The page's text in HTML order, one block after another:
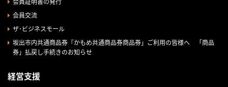
会員証明書の発行
会員交流
ザ･ビジネスモール
坂出市内共通商品券『かもめ共通商品券商品券」ご利用の皆様へ 「商品
券」払戻し手続きのお知らせ
経営支援